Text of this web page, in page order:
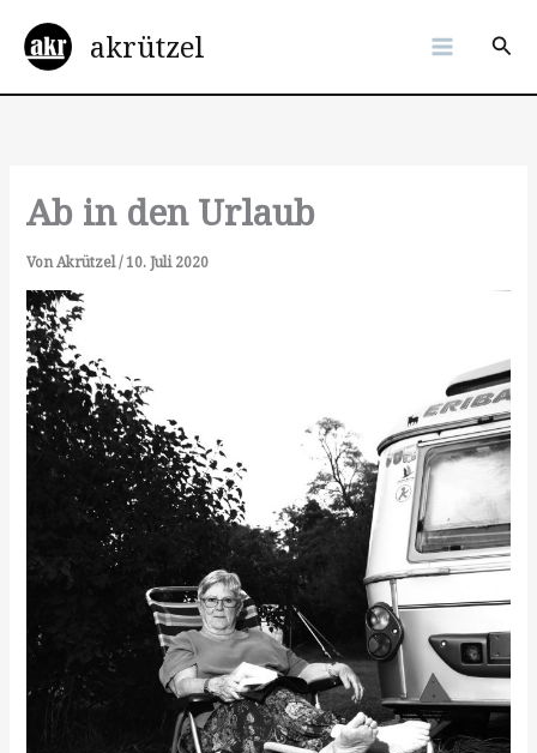
Inhalt
springen
akrützel
Ab in den Urlaub
VonAkrützel/10. Juli 2020